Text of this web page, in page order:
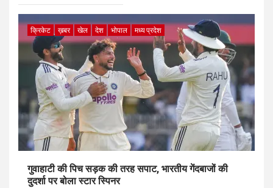
क्रिकेट ख़बर खेल देश भोपाल मध्य प्रदेश
गुवाहाटी की पिच सड़क की तरह सपाट, भारतीय गेंदबाजों की
दुदर्शा पर बोला स्टार स्पिनर